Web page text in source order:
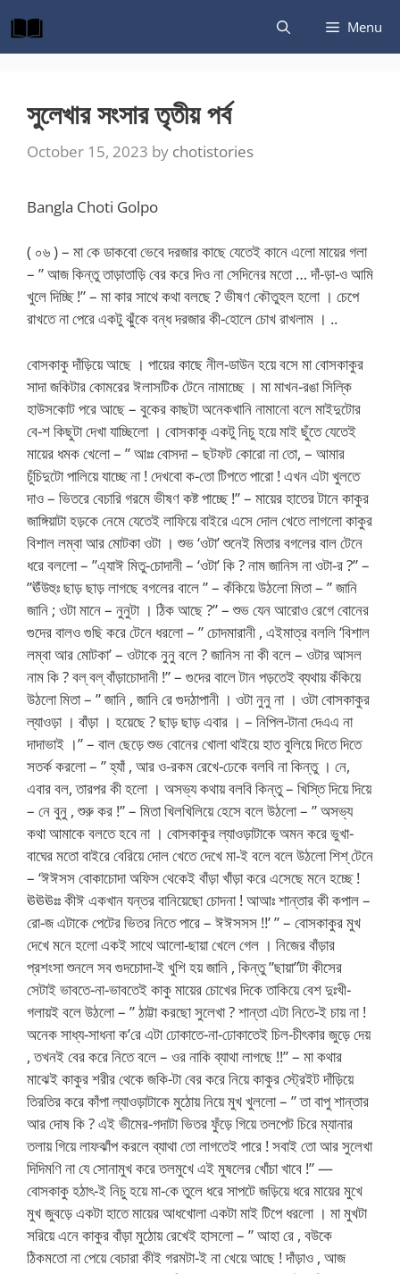
to
content
Menu
সুলেখার সংসার তৃতীয় পর্ব
October 15, 2023 by chotistories
Bangla Choti Golpo
( ০৬ ) – মা কে ডাকবো ভেবে দরজার কাছে যেতেই কানে এলো মায়ের গলা
– ” আজ কিন্তু তাড়াতাড়ি বের করে দিও না সেদিনের মতো … দাঁ-ড়া-ও আমি
খুলে দিচ্ছি !” – মা কার সাথে কথা বলছে ? ভীষণ কৌতুহল হলো । চেপে
রাখতে না পেরে একটু ঝুঁকে বন্ধ দরজার কী-হোলে চোখ রাখলাম । ..​
বোসকাকু দাঁড়িয়ে আছে । পায়ের কাছে নীল-ডাউন হয়ে বসে মা বোসকাকুর
সাদা জকিটার কোমরের ঈলাসটিক টেনে নামাচ্ছে । মা মাখন-রঙা সিল্কি
হাউসকোট পরে আছে – বুকের কাছটা অনেকখানি নামানো বলে মাইদুটোর
বে-শ কিছুটা দেখা যাচ্ছিলো । বোসকাকু একটু নিচু হয়ে মাই ছুঁতে যেতেই
মায়ের ধমক খেলো – ” আঃঃ বোসদা – ছটফট কোরো না তো, – আমার
চুঁচিদুটো পালিয়ে যাচ্ছে না ! দেখবো ক-তো টিপতে পারো ! এখন এটা খুলতে
দাও – ভিতরে বেচারি গরমে ভীষণ কষ্ট পাচ্ছে !” – মায়ের হাতের টানে কাকুর
জাঙ্গিয়াটা হড়কে নেমে যেতেই লাফিয়ে বাইরে এসে দোল খেতে লাগলো কাকুর
বিশাল লম্বা আর মোটকা ওটা । শুভ ‘ওটা’ শুনেই মিতার বগলের বাল টেনে
ধরে বললো – ”এ্যাঈ মিতু-চোদানী – ‘ওটা’ কি ? নাম জানিস না ওটা-র ?” –
”ঊঁউহুঃ ছাড় ছাড় লাগছে বগলের বালে ” – কঁকিয়ে উঠলো মিতা – ” জানি
জানি ; ওটা মানে – নুনুটা । ঠিক আছে ?” – শুভ যেন আরোও রেগে বোনের
গুদের বালও গুছি করে টেনে ধরলো – ” চোদমারানী , এইমাত্র বললি ‘বিশাল
লম্বা আর মোটকা’ – ওটাকে নুনু বলে ? জানিস না কী বলে – ওটার আসল
নাম কি ? বল্ বল্ বাঁড়াচোদানী !” – গুদের বালে টান পড়তেই ব্যথায় কঁকিয়ে
উঠলো মিতা – ” জানি , জানি রে গুদঠাপানী । ওটা নুনু না । ওটা বোসকাকুর
ল্যাওড়া । বাঁড়া । হয়েছে ? ছাড় ছাড় এবার । – নিপিল-টানা দেএএ না
দাদাভাই ।” – বাল ছেড়ে শুভ বোনের খোলা থাইয়ে হাত বুলিয়ে দিতে দিতে
সতর্ক করলো – ” হ্যাঁ , আর ও-রকম রেখে-ঢেকে বলবি না কিন্তু । নে,
এবার বল, তারপর কী হলো । অসভ্য কথায় বলবি কিন্তু – খিস্তি দিয়ে দিয়ে
– নে বুনু , শুরু কর !” – মিতা খিলখিলিয়ে হেসে বলে উঠলো – ” অসভ্য
কথা আমাকে বলতে হবে না । বোসকাকুর ল্যাওড়াটাকে অমন করে ভুখা-
বাঘের মতো বাইরে বেরিয়ে দোল খেতে দেখে মা-ই বলে বলে উঠলো শিশ্ টেনে
– ‘ঈঈসস বোকাচোদা অফিস থেকেই বাঁড়া খাঁড়া করে এসেছে মনে হচ্ছে !
ঊঊঊঃঃ কীঈ একখান যন্তর বানিয়েছো চোদনা ! আআঃ শান্তার কী কপাল –
রো-জ এটাকে পেটের ভিতর নিতে পারে – ঈঈসসস !!’ ” – বোসকাকুর মুখ
দেখে মনে হলো একই সাথে আলো-ছায়া খেলে গেল । নিজের বাঁড়ার
প্রশংসা শুনলে সব গুদচোদা-ই খুশি হয় জানি , কিন্তু ”ছায়া”টা কীসের
সেটাই ভাবতে-না-ভাবতেই কাকু মায়ের চোখের দিকে তাকিয়ে বেশ দুঃখী-
গলায়ই বলে উঠলো – ” ঠাট্টা করছো সুলেখা ? শান্তা এটা নিতে-ই চায় না !
অনেক সাধ্য-সাধনা ক’রে এটা ঢোকাতে-না-ঢোকাতেই চিল-চীৎকার জুড়ে দেয়
, তখনই বের করে নিতে বলে – ওর নাকি ব্যাথা লাগছে !!” – মা কথার
মাঝেই কাকুর শরীর থেকে জকি-টা বের করে নিয়ে কাকুর স্ট্রেইট দাঁড়িয়ে
তিরতির করে কাঁপা ল্যাওড়াটাকে মুঠোয় নিয়ে মুখ খুললো – ” তা বাপু শান্তার
আর দোষ কি ? এই ভীমের-গদাটা ভিতর ফুঁড়ে গিয়ে তলপেট চিরে ম্যানার
তলায় গিয়ে লাফঝাঁপ করলে ব্যাথা তো লাগতেই পারে ! সবাই তো আর সুলেখা
দিদিমণি না যে সোনামুখ করে তলমুখে এই মুষলের খোঁচা খাবে !” —
বোসকাকু হঠাৎ-ই নিচু হয়ে মা-কে তুলে ধরে সাপটে জড়িয়ে ধরে মায়ের মুখে
মুখ জুবড়ে একটা হাতে মায়ের আধখোলা একটা মাই টিপে ধরলো । মা মুখটা
সরিয়ে এনে কাকুর বাঁড়া মুঠোয় রেখেই হাসলো – ” আহা রে , বউকে
ঠিকমতো না পেয়ে বেচারা কীই গরমটা-ই না খেয়ে আছে ! দাঁড়াও , আজ